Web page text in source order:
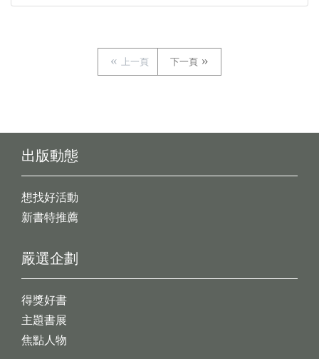
上一頁 下一頁
出版動態
想找好活動
新書特推薦
嚴選企劃
得獎好書
主題書展
焦點人物